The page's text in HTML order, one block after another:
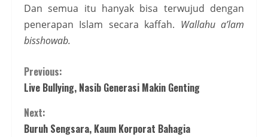
Dan semua itu hanyak bisa terwujud dengan
penerapan Islam secara kaffah. Wallahu a’lam
bisshowab.
Continue
Reading
Previous:
Live Bullying, Nasib Generasi Makin Genting
Next:
Buruh Sengsara, Kaum Korporat Bahagia